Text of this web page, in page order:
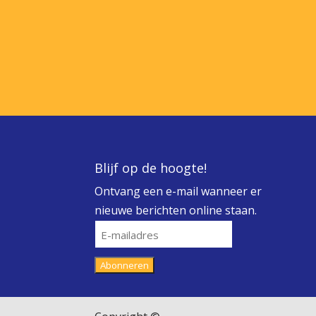
Blijf op de hoogte!
Ontvang een e-mail wanneer er
nieuwe berichten online staan.
E-
mailadres
Abonneren